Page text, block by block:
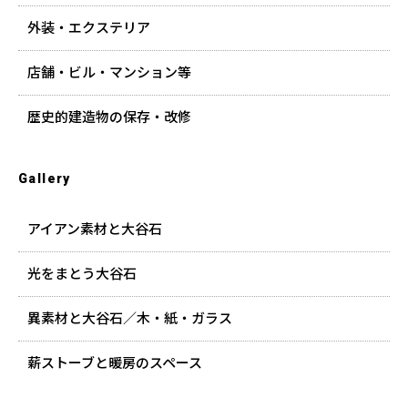
外装・エクステリア
店舗・ビル・マンション等
歴史的建造物の保存・改修
Gallery
アイアン素材と大谷石
光をまとう大谷石
異素材と大谷石／木・紙・ガラス
薪ストーブと暖房のスペース